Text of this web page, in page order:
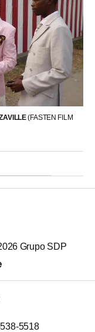
(FASTEN FILM
Grupo SDP
5518